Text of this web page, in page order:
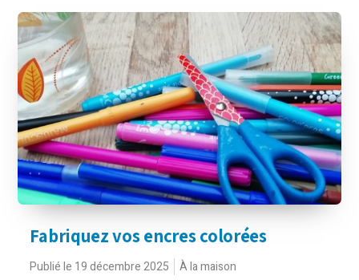
Fabriquez vos encres colorées
Publié le 19 décembre 2025 À la maison